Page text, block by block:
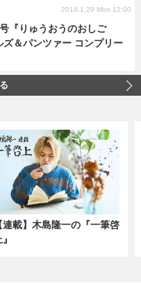
『りゅうおうのおしご
＆パンツァー コンプリー
2018.1.29 Mon 12:00
連載】木島隆一の『一筆啓
』